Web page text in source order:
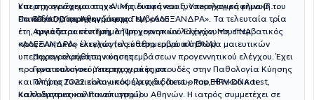
και στη συνέχεια στην Α’ Μαιευτική και Γυναικολογική κλινική του
Πανεπιστημίου Αθηνών στο ΓΝΑ «ΑΛΕΞΑΝΔΡΑ». Τα τελευταία τρία
έτη, εργάζεται στο Τμήμα Προγεννητικού Ελέγχου του ΓΝΑ
«ΑΛΕΞΑΝΔΡΑ» εκτελώντας καθημερινά πληθώρα μαιευτικών
υπερηχογραφημάτων και επεμβάσεων προγεννητικού ελέγχου. Έχει
πραγματοποιήσει μεταπτυχιακές σπουδές στην Παθολογία Κύησης
και από το 2022 είναι υποψήφια διδάκτωρ του Εθνικού και
Καποδιστριακού Πανεπιστημίου Αθηνών. Η ιατρός συμμετέχει σε
Υπερηχογράφημα αυχενικής διαφάνειας, Υπερηχογράφημα β’
επιπέδου, Dopplerκυήσεως.
· 3D/4D Υπερηχογράφημα εμβρύου.
· Αμνιοπαρακέντηση, λήψη χοριακών λαχνών, Μη επεμβατικός
προγεννητικός έλεγχος (ελεύθερο εμβρυικό DNA).
· Παρακολούθηση κύησης.
· Γυναικολογικό Υπερηχογράφημα.
· Πλήρης Γυναικολογικός έλεγχος (test – Pap, HPV DNA test,
καλλιέργειες κολπικού υγρού).